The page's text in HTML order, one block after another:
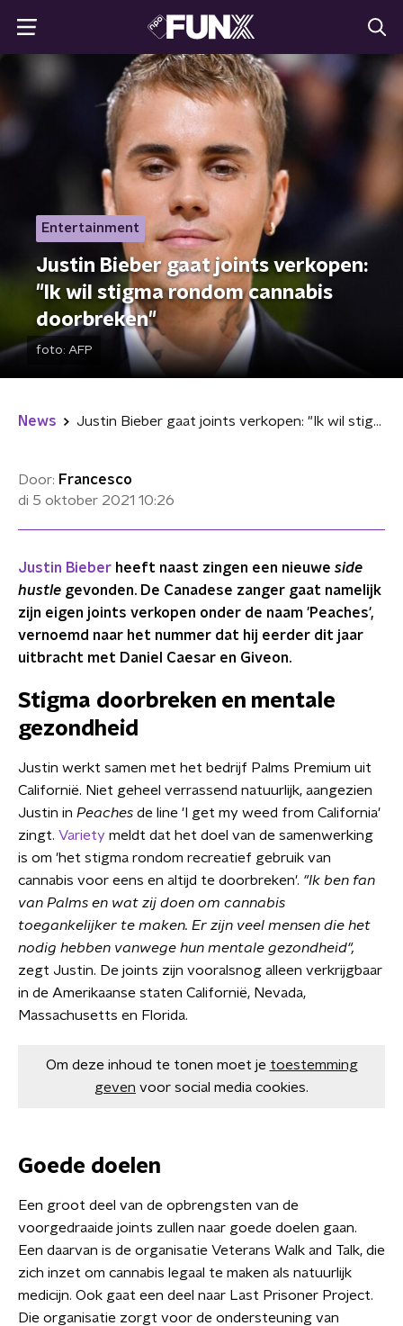
Entertainment
Justin Bieber gaat joints verkopen:
"Ik wil stigma rondom cannabis
doorbreken"
foto: AFP
News Justin Bieber gaat joints verkopen: "Ik wil stigma rondom cannabis doorbreken"
Door: Francesco
di 5 oktober 2021 10:26
Justin Bieber heeft naast zingen een nieuwe side
hustle gevonden. De Canadese zanger gaat namelijk
zijn eigen joints verkopen onder de naam 'Peaches',
vernoemd naar het nummer dat hij eerder dit jaar
uitbracht met Daniel Caesar en Giveon.
Stigma doorbreken en mentale
gezondheid
Justin werkt samen met het bedrijf Palms Premium uit
Californië. Niet geheel verrassend natuurlijk, aangezien
Justin in Peaches de line 'I get my weed from California'
zingt. Variety meldt dat het doel van de samenwerking
is om 'het stigma rondom recreatief gebruik van
cannabis voor eens en altijd te doorbreken'. "Ik ben fan
van Palms en wat zij doen om cannabis
toegankelijker te maken. Er zijn veel mensen die het
nodig hebben vanwege hun mentale gezondheid",
zegt Justin. De joints zijn vooralsnog alleen verkrijgbaar
in de Amerikaanse staten Californië, Nevada,
Massachusetts en Florida.
Om deze inhoud te tonen moet je toestemming
geven voor social media cookies.
Goede doelen
Een groot deel van de opbrengsten van de
voorgedraaide joints zullen naar goede doelen gaan.
Een daarvan is de organisatie Veterans Walk and Talk, die
zich inzet om cannabis legaal te maken als natuurlijk
medicijn. Ook gaat een deel naar Last Prisoner Project.
Die organisatie zorgt voor de ondersteuning van